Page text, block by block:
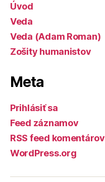
Úvod
Veda
Veda (Adam Roman)
Zošity humanistov
Meta
Prihlásiť sa
Feed záznamov
RSS feed komentárov
WordPress.org